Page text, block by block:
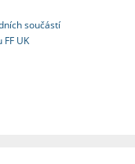
součástí
UK